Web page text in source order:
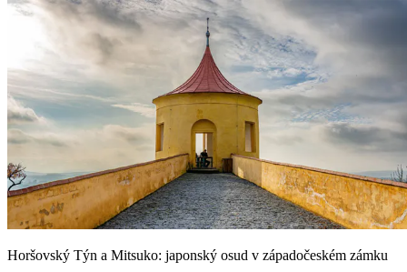
Horšovský Týn a Mitsuko: japonský osud v západočeském zámku